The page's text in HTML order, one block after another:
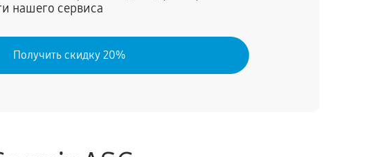
нашего сервиса
Получить скидку 20%